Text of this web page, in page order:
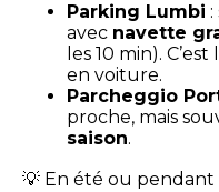
Parking Lumbi
avec navette
les 10 min).
en voiture.
Parcheggio
proche, mais
saison.
💡 En été ou pendant